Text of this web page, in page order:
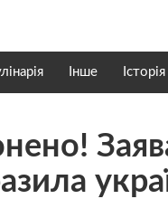
Інше Історія